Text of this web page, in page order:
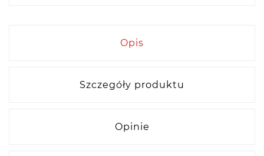
Opis
Szczegóły produktu
Opinie